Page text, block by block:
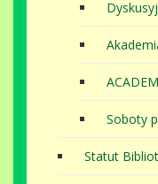
Soboty
Statut